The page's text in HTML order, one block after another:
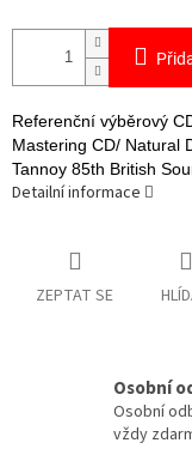
Referenční výběrový
Mastering CD/ Natural
Tannoy 85th British
Detailní informace
ZEPTAT SE
Osobní
Osobní
vždy